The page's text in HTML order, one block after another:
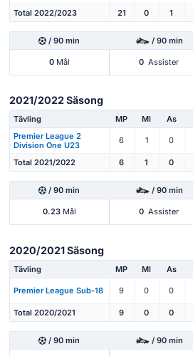
Total 2022/2023 21 0 1
/ 90 min / 90 min
0Mål 0 Assister
2021/2022 Säsong
Tävling MP Ml As
Premier League 2
Division One U23
6 1 0
Total 2021/2022 6 1 0
/ 90 min / 90 min
0.23Mål 0 Assister
2020/2021 Säsong
Tävling MP Ml As
Premier League Sub-18 9 0 0
Total 2020/2021 9 0 0
/ 90 min / 90 min